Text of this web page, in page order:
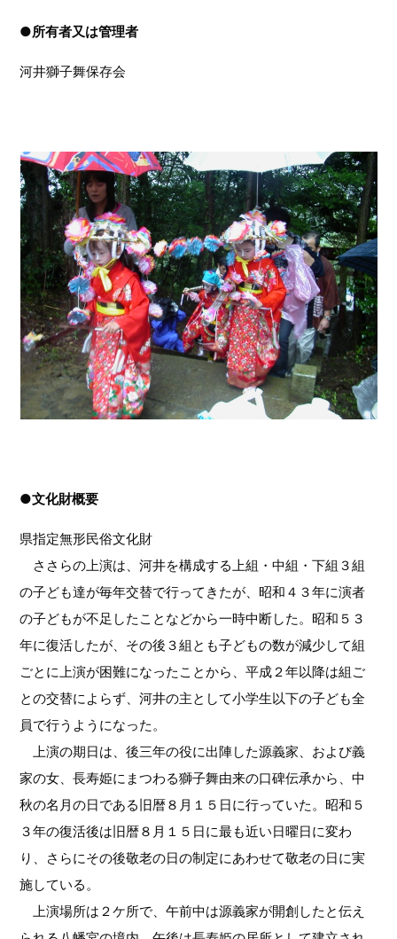
●所有者又は管理者
河井獅子舞保存会
●文化財概要
県指定無形民俗文化財
ささらの上演は、河井を構成する上組・中組・下組３組
の子ども達が毎年交替で行ってきたが、昭和４３年に演者
の子どもが不足したことなどから一時中断した。昭和５３
年に復活したが、その後３組とも子どもの数が減少して組
ごとに上演が困難になったことから、平成２年以降は組ご
との交替によらず、河井の主として小学生以下の子ども全
員で行うようになった。
上演の期日は、後三年の役に出陣した源義家、および義
家の女、長寿姫にまつわる獅子舞由来の口碑伝承から、中
秋の名月の日である旧暦８月１５日に行っていた。昭和５
３年の復活後は旧暦８月１５日に最も近い日曜日に変わ
り、さらにその後敬老の日の制定にあわせて敬老の日に実
施している。
上演場所は２ケ所で、午前中は源義家が開創したと伝え